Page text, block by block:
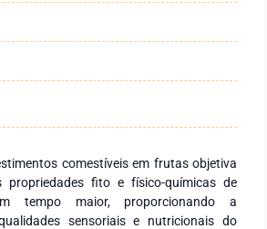
comestíveis em frutas objetiva
propriedades fito e físico-químicas de
tempo maior, proporcionando a
sensoriais e nutricionais do